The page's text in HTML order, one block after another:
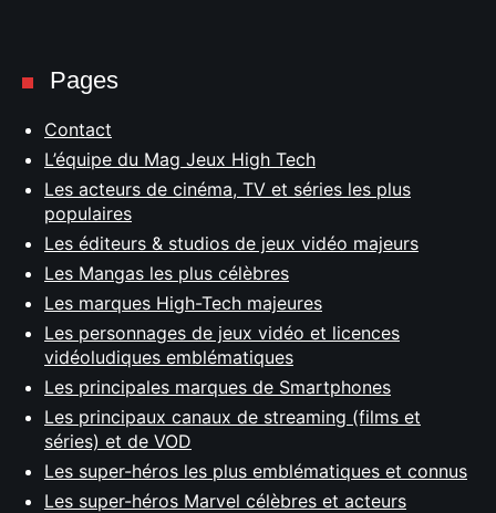
Pages
Contact
L’équipe du Mag Jeux High Tech
Les acteurs de cinéma, TV et séries les plus
populaires
Les éditeurs & studios de jeux vidéo majeurs
Les Mangas les plus célèbres
Les marques High-Tech majeures
Les personnages de jeux vidéo et licences
vidéoludiques emblématiques
Les principales marques de Smartphones
Les principaux canaux de streaming (films et
séries) et de VOD
Les super-héros les plus emblématiques et connus
Les super-héros Marvel célèbres et acteurs